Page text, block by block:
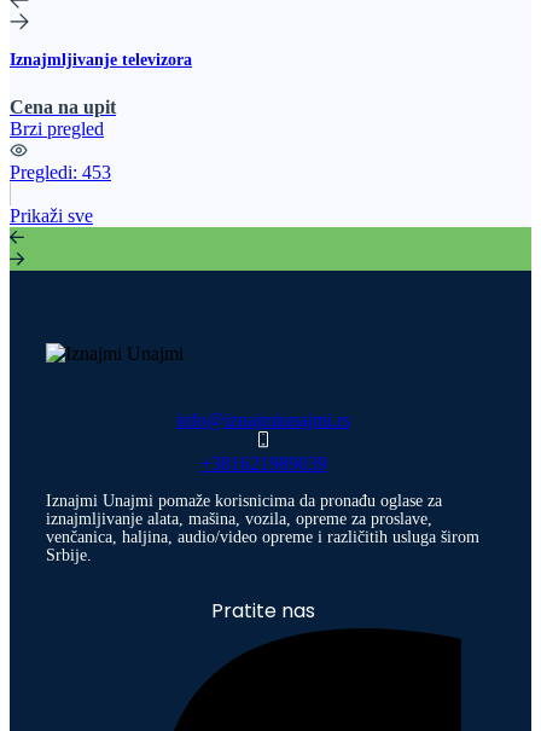
Iznajmljivanje televizora
Cena na upit
Brzi pregled
Pregledi: 453
Prikaži sve
info@iznajmiunajmi.rs
+381621989039
Iznajmi Unajmi pomaže korisnicima da pronađu oglase za
iznajmljivanje alata, mašina, vozila, opreme za proslave,
venčanica, haljina, audio/video opreme i različitih usluga širom
Srbije.
Pratite nas